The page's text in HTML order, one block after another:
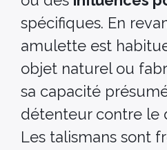
spécifiques. En
amulette est
objet naturel ou
sa capacité
détenteur contre le
Les talismans sont